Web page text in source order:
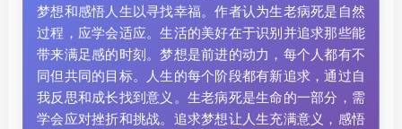
梦想和感悟人生以寻找幸福。作者认为生老病死是自然
过程，应学会适应。生活的美好在于识别并追求那些能
带来满足感的时刻。梦想是前进的动力，每个人都有不
同但共同的目标。人生的每个阶段都有新追求，通过自
我反思和成长找到意义。生老病死是生命的一部分，需
学会应对挫折和挑战。追求梦想让人生充满意义，感悟